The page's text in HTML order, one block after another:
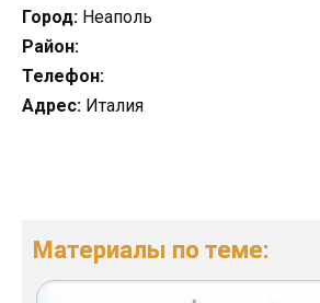
Город: Неаполь
Район:
Телефон:
Адрес: Италия
Материалы по теме: